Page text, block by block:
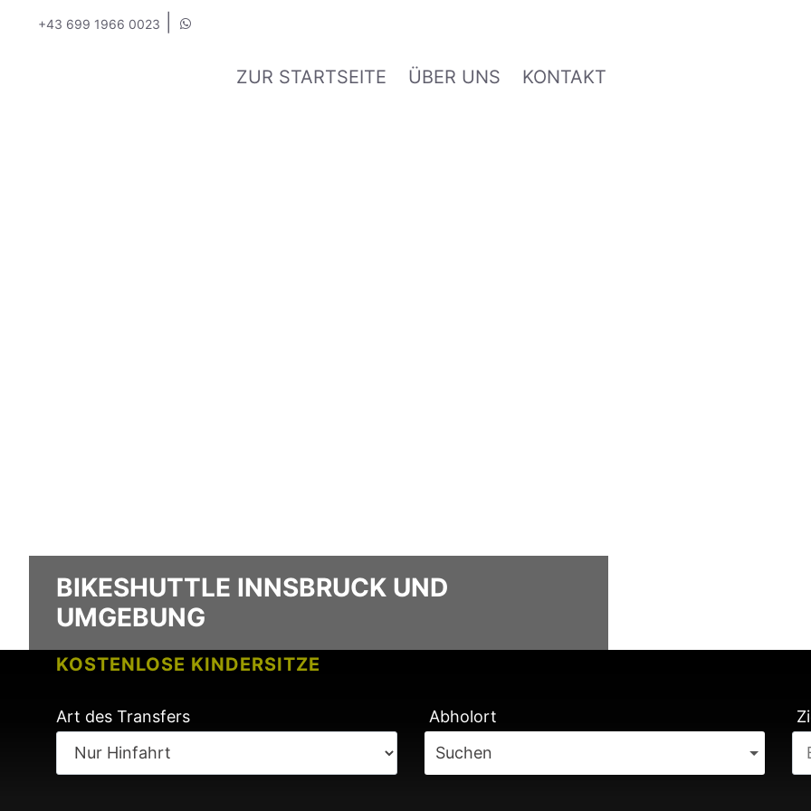
+43 699 1966 0023
ZUR STARTSEITE ÜBER UNS KONTAKT
KOSTENLOSE KINDERSITZE
KEINE GEBÜHREN BEI FLUGVERSPÄTUNG
BIKESHUTTLE INNSBRUCK UND
UMGEBUNG
Art des Transfers
Abholort
Suchen